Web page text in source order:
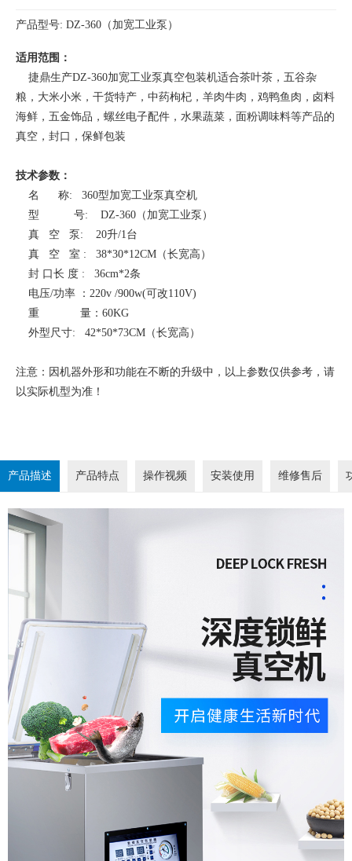
产品型号: DZ-360（加宽工业泵）
适用范围：
捷鼎生产DZ-360加宽工业泵真空包装机适合茶叶茶，五谷杂
粮，大米小米，干货特产，中药枸杞，羊肉牛肉，鸡鸭鱼肉，卤料
海鲜，五金饰品，螺丝电子配件，水果蔬菜，面粉调味料等产品的
真空，封口，保鲜包装
技术参数：
名 称: 360型加宽工业泵真空机
型 号: DZ-360（加宽工业泵）
真 空 泵: 20升/1台
真 空 室 : 38*30*12CM（长宽高）
封 口长 度 : 36cm*2条
电压/功率 ：220v /900w(可改110V)
重 量：60KG
外型尺寸: 42*50*73CM（长宽高）
注意：因机器外形和功能在不断的升级中，以上参数仅供参考，请
以实际机型为准！
产品描述 产品特点 操作视频 安装使用 维修售后